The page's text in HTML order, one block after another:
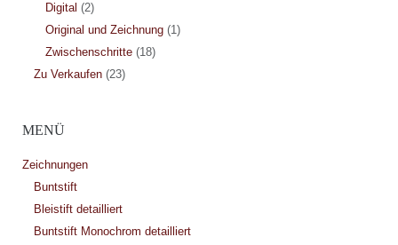
Digital (2)
Original und Zeichnung(1)
Zwischenschritte(18)
Zu Verkaufen(23)
MENÜ
Zeichnungen
Buntstift
Bleistift detailliert
Buntstift Monochrom detailliert